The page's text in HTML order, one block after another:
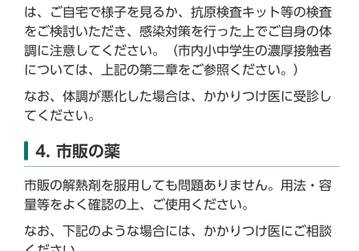
は、ご自宅で様子を見るか、抗原検査キット等の検査
をご検討いただき、感染対策を行った上でご自身の体
調に注意してください。（市内小中学生の濃厚接触者
については、上記の第二章をご参照ください。）
なお、体調が悪化した場合は、かかりつけ医に受診し
てください。
4. 市販の薬
市販の解熱剤を服用しても問題ありません。用法・容
量等をよく確認の上、ご使用ください。
なお、下記のような場合には、かかりつけ医にご相談